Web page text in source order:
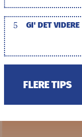
5 GI' DET VIDERE
FLERE TIPS